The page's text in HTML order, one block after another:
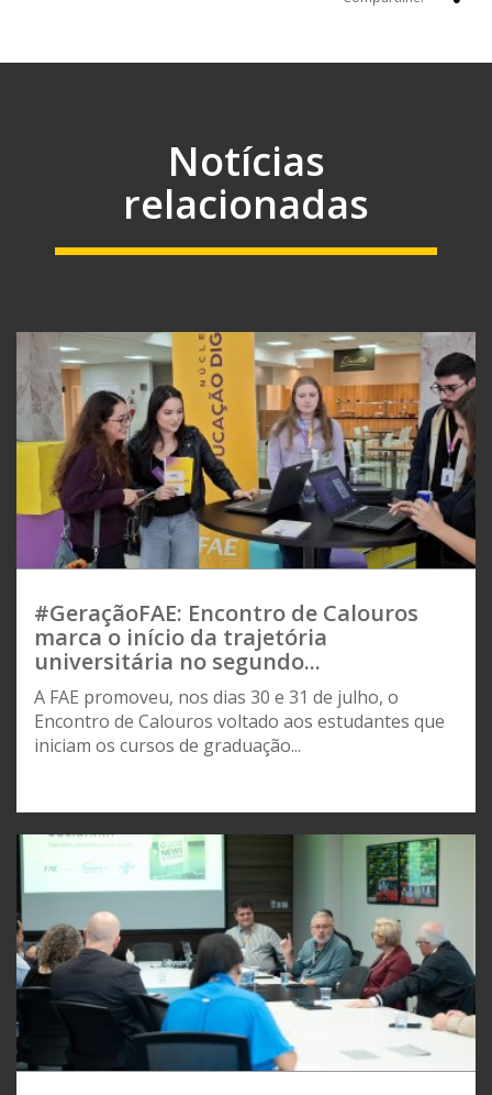
Notícias
relacionadas
#GeraçãoFAE: Encontro de Calouros
marca o início da trajetória
universitária no segundo...
A FAE promoveu, nos dias 30 e 31 de julho, o
Encontro de Calouros voltado aos estudantes que
iniciam os cursos de graduação...